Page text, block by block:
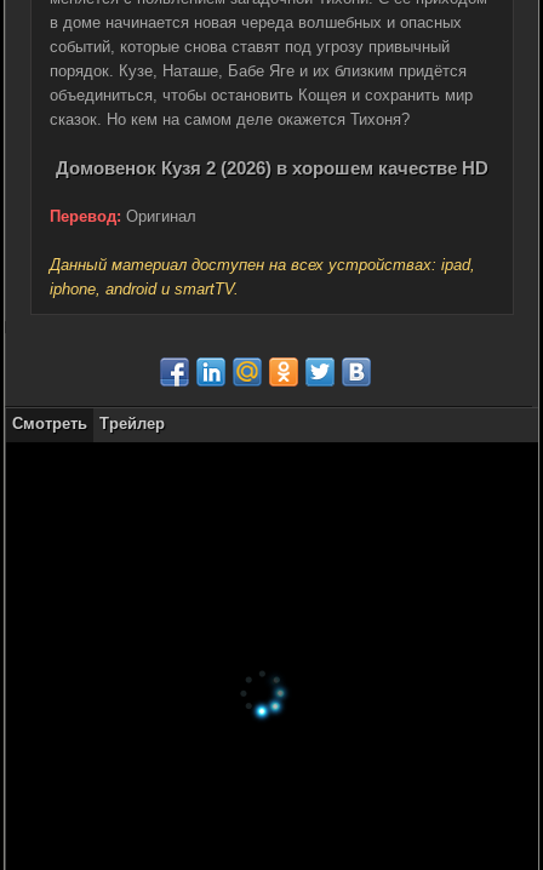
в доме начинается новая череда волшебных и опасных
событий, которые снова ставят под угрозу привычный
порядок. Кузе, Наташе, Бабе Яге и их близким придётся
объединиться, чтобы остановить Кощея и сохранить мир
сказок. Но кем на самом деле окажется Тихоня?
Домовенок Кузя 2 (2026) в хорошем качестве HD
Перевод: Оригинал
Данный материал доступен на всех устройствах: ipad,
iphone, android и smartTV.
Смотреть Трейлер